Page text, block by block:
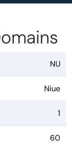
NU
Niue
1
60